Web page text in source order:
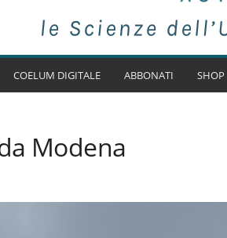
COELUM DIGITALE ABBONATI SHOP
Modena